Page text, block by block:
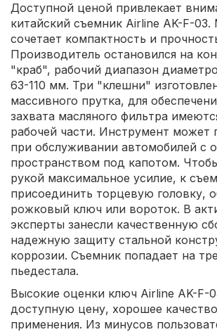
Доступной ценой привлекает
китайский съемник Airline AK-F-
сочетает компактность и
Производитель остановился на
"краб", рабочий диапазон
63-110 мм. Три "клешни"
массивного прутка, для
захвата масляного фильтра
рабочей части. Инструмент может
при обслуживании автомобилей с
пространством под капотом.
рукой максимальное усилие, к
присоединить торцевую головку,
рожковый ключ или вороток. В
эксперты занесли качественную
надежную защиту стальной
коррозии. Съемник попадает на
пьедестала.
Высокие оценки ключ Airline AK-F-
доступную цену, хорошее
применения. Из минусов